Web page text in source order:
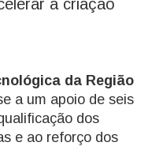
a criação
da Região
a um apoio de seis
dos
e ao reforço dos